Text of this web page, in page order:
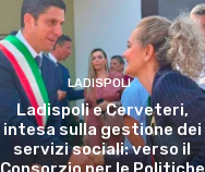
LADISPOLI
Ladispoli e Cerveteri,
intesa sulla gestione dei
servizi sociali: verso il